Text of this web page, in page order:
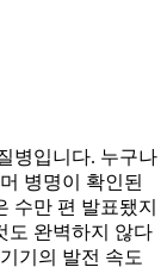
병입니다. 누구나
병명이 확인된
수만 편 발표됐지
도 완벽하지 않다
기의 발전 속도